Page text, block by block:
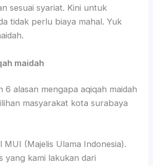
sesuai syariat. Kini untuk
tidak perlu biaya mahal. Yuk
maidah
6 alasan mengapa aqiqah maidah
masyarakat kota surabaya
MUI (Majelis Ulama Indonesia).
yang kami lakukan dari